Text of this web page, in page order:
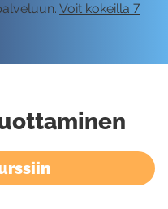
Voit kokeilla 7